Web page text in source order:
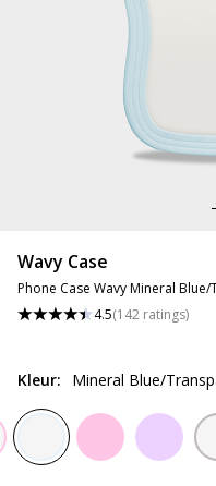
Wavy Case
Phone Case Wavy Mineral
4.5(142 ratings)
Kleur: Mineral Blue/